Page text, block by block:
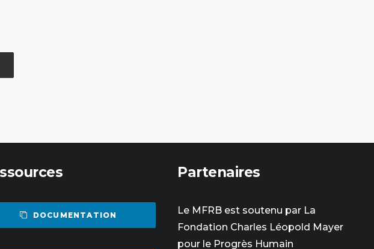
DOCUMENTATION
Partenaires
Le MFRB est soutenu par La
Fondation Charles Léopold Mayer
pour le Progrès Humain